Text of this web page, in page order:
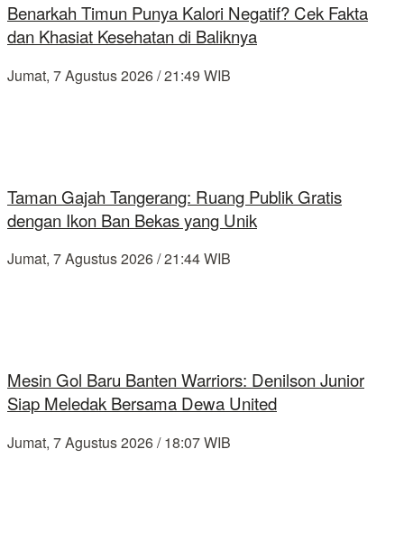
Benarkah Timun Punya Kalori Negatif? Cek Fakta
dan Khasiat Kesehatan di Baliknya
Jumat, 7 Agustus 2026 / 21:49 WIB
Taman Gajah Tangerang: Ruang Publik Gratis
dengan Ikon Ban Bekas yang Unik
Jumat, 7 Agustus 2026 / 21:44 WIB
Mesin Gol Baru Banten Warriors: Denilson Junior
Siap Meledak Bersama Dewa United
Jumat, 7 Agustus 2026 / 18:07 WIB